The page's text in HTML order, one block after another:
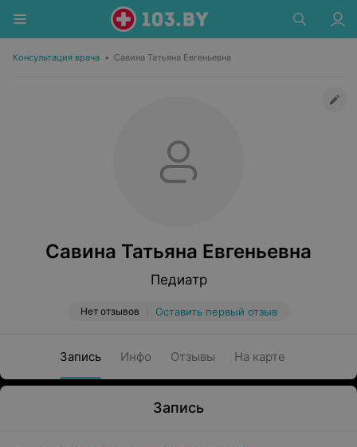
Консультация врача • Савина Татьяна Евгеньевна
Савина Татьяна Евгеньевна
Педиатр
Нет отзывов Оставить первый отзыв
Запись Инфо Отзывы На карте
Запись